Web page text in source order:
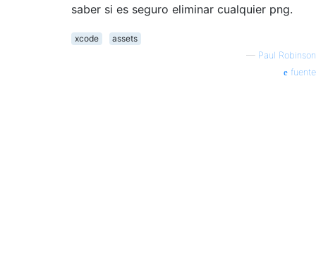
saber si es seguro eliminar cualquier png.
xcode
assets
— Paul Robinson
fuente